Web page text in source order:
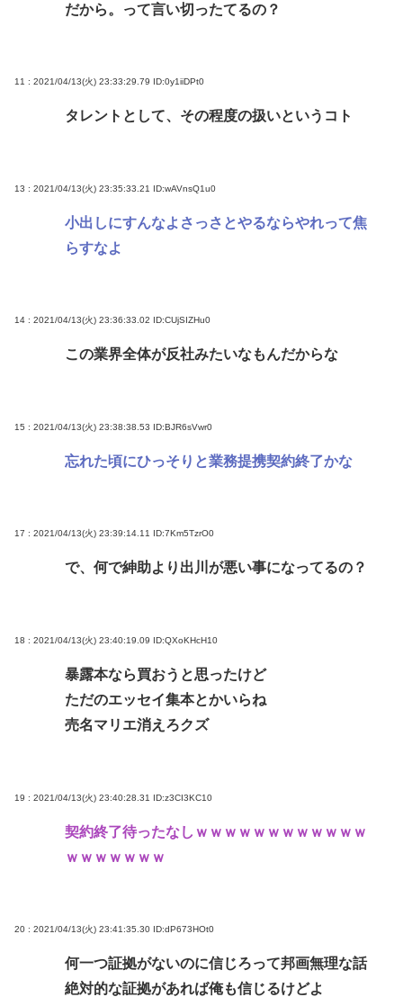
だから。って言い切ったてるの？
11 : 2021/04/13(火) 23:33:29.79 ID:0y1iiDPt0
タレントとして、その程度の扱いというコト
13 : 2021/04/13(火) 23:35:33.21 ID:wAVnsQ1u0
小出しにすんなよさっさとやるならやれって焦
らすなよ
14 : 2021/04/13(火) 23:36:33.02 ID:CUjSIZHu0
この業界全体が反社みたいなもんだからな
15 : 2021/04/13(火) 23:38:38.53 ID:BJR6sVwr0
忘れた頃にひっそりと業務提携契約終了かな
17 : 2021/04/13(火) 23:39:14.11 ID:7Km5TzrO0
で、何で紳助より出川が悪い事になってるの？
18 : 2021/04/13(火) 23:40:19.09 ID:QXoKHcH10
暴露本なら買おうと思ったけど
ただのエッセイ集本とかいらね
売名マリエ消えろクズ
19 : 2021/04/13(火) 23:40:28.31 ID:z3CI3KC10
契約終了待ったなしｗｗｗｗｗｗｗｗｗｗｗｗ
ｗｗｗｗｗｗｗ
20 : 2021/04/13(火) 23:41:35.30 ID:dP673HOt0
何一つ証拠がないのに信じろって邦画無理な話
絶対的な証拠があれば俺も信じるけどよ